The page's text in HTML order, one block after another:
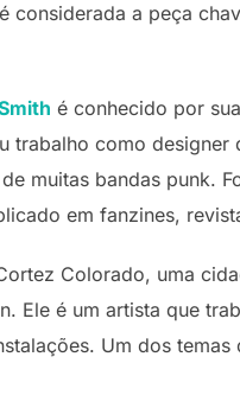
considerada a peça
é conhecido por
trabalho como designer
muitas bandas punk.
em fanzines,
Colorado, uma
Ele é um artista que
Um dos temas